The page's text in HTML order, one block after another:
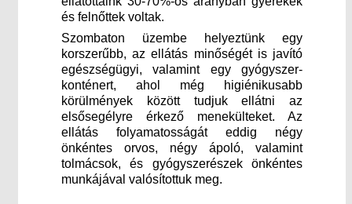
és felnőttek voltak.
Szombaton üzembe helyeztünk egy
korszerűbb, az ellátás minőségét is javító
egészségügyi, valamint egy gyógyszer-
konténert, ahol még higiénikusabb
körülmények között tudjuk ellátni az
elsősegélyre érkező menekülteket. Az
ellátás folyamatosságát eddig négy
önkéntes orvos, négy ápoló, valamint
tolmácsok, és gyógyszerészek önkéntes
munkájával valósítottuk meg.